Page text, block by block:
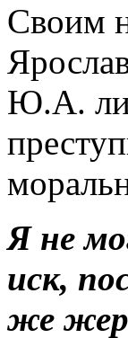
Своим
Ю.А.
Я не
иск,
же